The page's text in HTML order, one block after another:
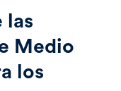
las
Medio
los